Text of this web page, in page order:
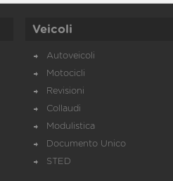
Veicoli
Autoveicoli
Motocicli
Revisioni
Collaudi
Modulistica
Documento Unico
STED